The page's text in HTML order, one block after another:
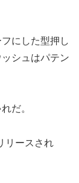
にした型押し
シュはパテン
だ。
リースされ